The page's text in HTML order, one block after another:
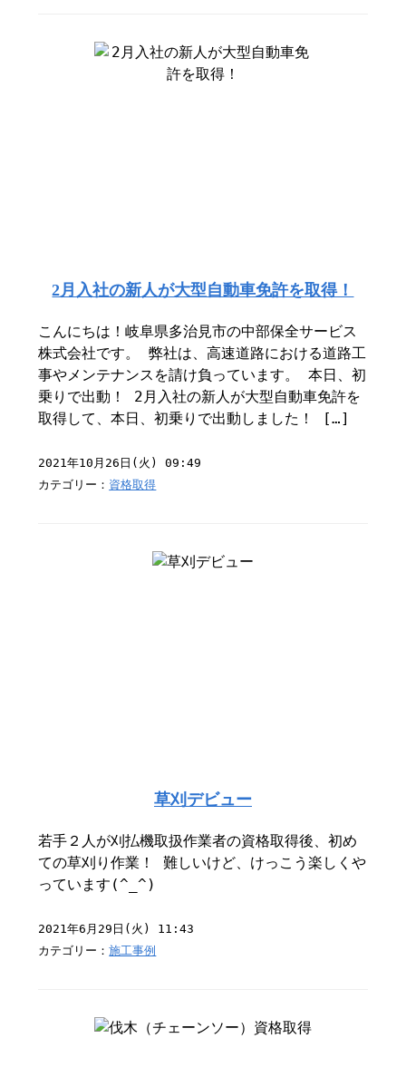
2月入社の新人が大型自動車免許を取得！
こんにちは！岐阜県多治見市の中部保全サービス
株式会社です。 弊社は、高速道路における道路工
事やメンテナンスを請け負っています。 本日、初
乗りで出動！ 2月入社の新人が大型自動車免許を
取得して、本日、初乗りで出動しました！ […]
2021年10月26日(火) 09:49
カテゴリー： 資格取得
草刈デビュー
若手２人が刈払機取扱作業者の資格取得後、初め
ての草刈り作業！ 難しいけど、けっこう楽しくや
っています(^_^)
2021年6月29日(火) 11:43
カテゴリー：施工事例